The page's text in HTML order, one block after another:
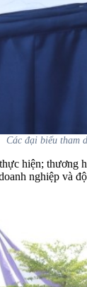
Các đại biểu tham
hiện;
nghiệp và